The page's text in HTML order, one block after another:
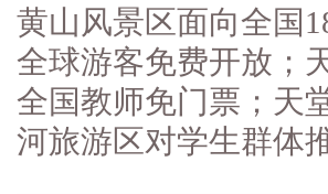
黄山风景区面向全国
全球游客免费开放；
全国教师免门票；天
河旅游区对学生群体